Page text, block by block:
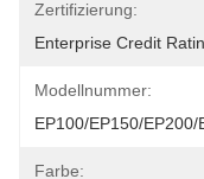
Zertifizierung:
Enterprise Credit
Modellnummer:
EP100/EP150/EP200/
Farbe: